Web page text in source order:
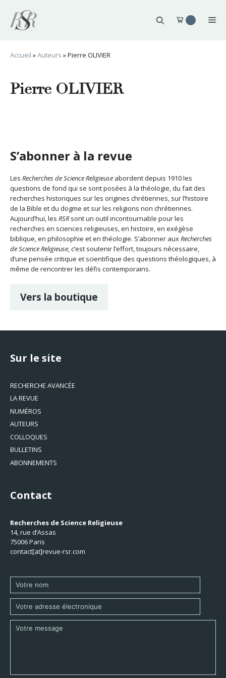
contenu
Accueil »Auteurs »Pierre OLIVIER
Pierre OLIVIER
S’abonner à la revue
Les Recherches de Science Religieuse abordent depuis 1910 les
questions de fond qui se sont posées à la théologie, du fait des
recherches historiques sur les origines chrétiennes, sur l’histoire
de la Bible et du dogme et sur les religions non chrétiennes.
Aujourd’hui, les RSRsont un outil incontournable pour les
recherches en sciences religieuses, en histoire, en exégèse
biblique, en philosophie et en théologie. S’abonner auxRecherches
de Science Religieuse, c’est soutenir l’effort, toujours nécessaire,
d’une pensée critique et scientifique des questions théologiques, à
même de rencontrer les défis contemporains.
Vers la boutique
Sur le site
RECHERCHE AVANCÉE
LA REVUE
NUMÉROS
AUTEURS
COLLOQUES
BULLETINS
ABONNEMENTS
Contact
Recherches de Science Religieuse
14, rue d’Assas
75006 Paris
contact[at]revue-rsr.com